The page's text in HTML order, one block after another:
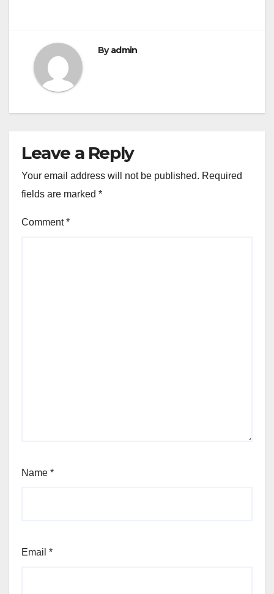
Byadmin
Leave a Reply
Your email address will not be published. Required
fields are marked *
Comment*
Name *
Email *